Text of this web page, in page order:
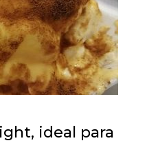
ideal para